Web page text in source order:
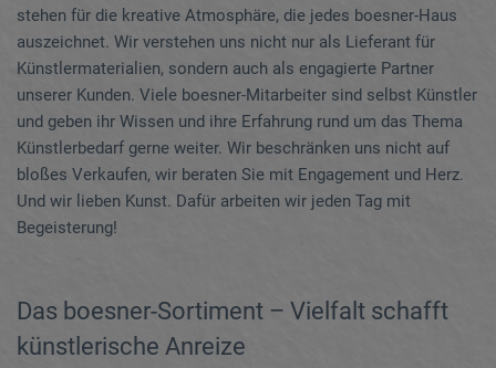
stehen für die kreative Atmosphäre, die jedes boesner-Haus
auszeichnet. Wir verstehen uns nicht nur als Lieferant für
Künstlermaterialien, sondern auch als engagierte Partner
unserer Kunden. Viele boesner-Mitarbeiter sind selbst Künstler
und geben ihr Wissen und ihre Erfahrung rund um das Thema
Künstlerbedarf gerne weiter. Wir beschränken uns nicht auf
bloßes Verkaufen, wir beraten Sie mit Engagement und Herz.
Und wir lieben Kunst. Dafür arbeiten wir jeden Tag mit
Begeisterung!
Das boesner-Sortiment – Vielfalt schafft
künstlerische Anreize